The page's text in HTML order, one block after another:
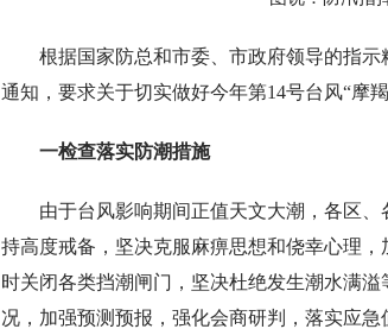
根据国家防总和市委、市政府领导的指
通知，要求关于切实做好今年第14号台风“摩羯
一检查落实防潮措施
由于台风影响期间正值天文大潮，各区
持高度戒备，坚决克服麻痹思想和侥幸心理
时关闭各类挡潮闸门，坚决杜绝发生潮水满
况，加强预测预报，强化会商研判，落实应